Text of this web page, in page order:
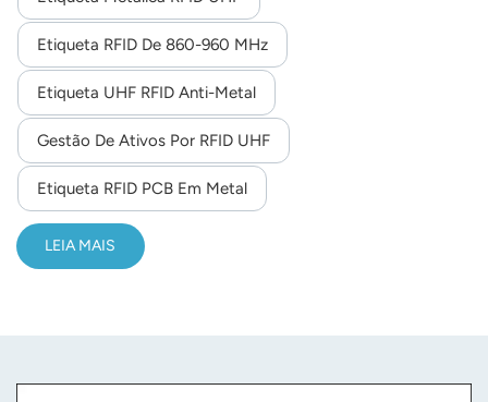
Etiqueta RFID De 860-960 MHz
Etiqueta UHF RFID Anti-Metal
Gestão De Ativos Por RFID UHF
Etiqueta RFID PCB Em Metal
LEIA MAIS